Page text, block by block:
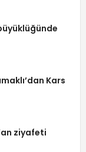
Kars
ziyafeti